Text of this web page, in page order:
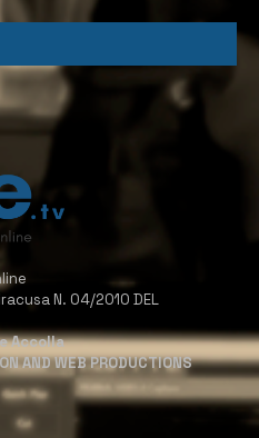
N. 04/2010 DEL
Accolla
AND WEB PRODUCTIONS